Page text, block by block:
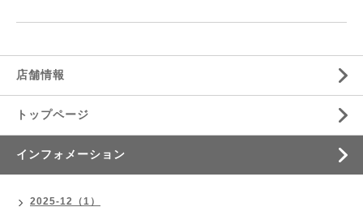
店舗情報
トップページ
インフォメーション
2025-12（1）